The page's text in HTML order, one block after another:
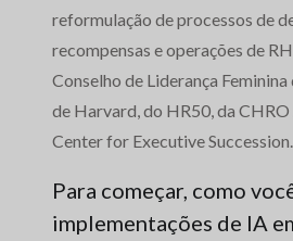
reformulação de processos de
recompensas e operações de
Conselho de Liderança
de Harvard, do HR50, da
Center for Executive Succession.
Para começar, como
implementações de IA